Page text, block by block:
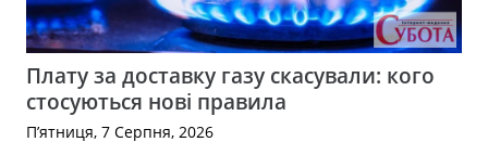
Плату за доставку газу скасували: кого
стосуються нові правила
П’ятниця, 7 Серпня, 2026